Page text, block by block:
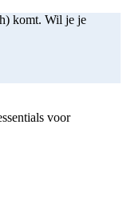
komt. Wil je je
voor